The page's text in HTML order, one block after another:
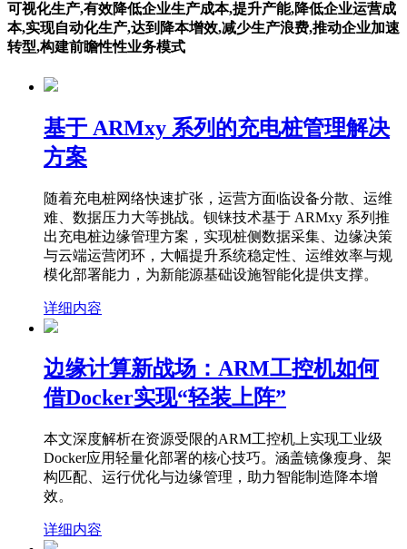
可视化生产,有效降低企业生产成本,提升产能,降低企业运营成
本,实现自动化生产,达到降本增效,减少生产浪费,推动企业加速
转型,构建前瞻性性业务模式
基于 ARMxy 系列的充电桩管理解决
方案
随着充电桩网络快速扩张，运营方面临设备分散、运维
难、数据压力大等挑战。钡铼技术基于 ARMxy 系列推
出充电桩边缘管理方案，实现桩侧数据采集、边缘决策
与云端运营闭环，大幅提升系统稳定性、运维效率与规
模化部署能力，为新能源基础设施智能化提供支撑。
详细内容
边缘计算新战场：ARM工控机如何
借Docker实现“轻装上阵”
本文深度解析在资源受限的ARM工控机上实现工业级
Docker应用轻量化部署的核心技巧。涵盖镜像瘦身、架
构匹配、运行优化与边缘管理，助力智能制造降本增
效。
详细内容